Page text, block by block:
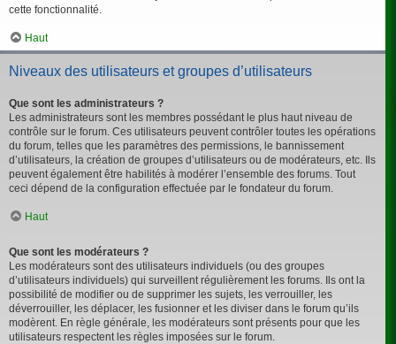
cette fonctionnalité.
Haut
Niveaux des utilisateurs et groupes d’utilisateurs
Que sont les administrateurs ?
Les administrateurs sont les membres possédant le plus haut niveau de
contrôle sur le forum. Ces utilisateurs peuvent contrôler toutes les opérations
du forum, telles que les paramètres des permissions, le bannissement
d’utilisateurs, la création de groupes d’utilisateurs ou de modérateurs, etc. Ils
peuvent également être habilités à modérer l’ensemble des forums. Tout
ceci dépend de la configuration effectuée par le fondateur du forum.
Haut
Que sont les modérateurs ?
Les modérateurs sont des utilisateurs individuels (ou des groupes
d’utilisateurs individuels) qui surveillent régulièrement les forums. Ils ont la
possibilité de modifier ou de supprimer les sujets, les verrouiller, les
déverrouiller, les déplacer, les fusionner et les diviser dans le forum qu’ils
modèrent. En règle générale, les modérateurs sont présents pour que les
utilisateurs respectent les règles imposées sur le forum.